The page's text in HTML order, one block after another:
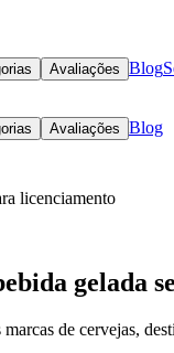
Avaliações Blog
Avaliações Blog
licenciamento
gelada
de cervejas,